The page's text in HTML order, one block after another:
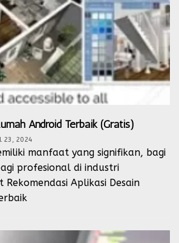
Android Terbaik (Gratis)
23, 2024
manfaat yang signifikan, bagi
profesional di industri
Aplikasi Desain